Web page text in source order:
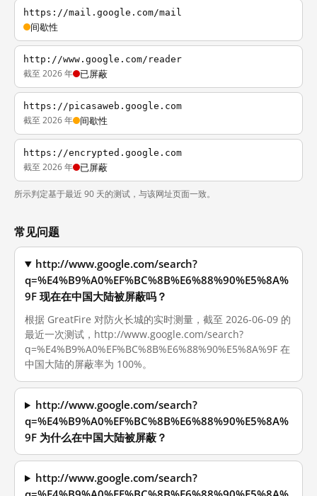
https://mail.google.com/mail
间歇性
http://www.google.com/reader
截至 2026 年 已屏蔽
https://picasaweb.google.com
截至 2026 年 间歇性
https://encrypted.google.com
截至 2026 年 已屏蔽
所示判定基于最近 90 天的测试，与该网址页面一致。
常见问题
http://www.google.com/search?
q=%E4%B9%A0%EF%BC%8B%E6%88%90%E5%8A%
9F 现在在中国大陆被屏蔽吗？
根据 GreatFire 对防火长城的实时测量，截至 2026-06-09 的
最近一次测试，http://www.google.com/search?
q=%E4%B9%A0%EF%BC%8B%E6%88%90%E5%8A%9F 在
中国大陆的屏蔽率为 100%。
http://www.google.com/search?
q=%E4%B9%A0%EF%BC%8B%E6%88%90%E5%8A%
9F 为什么在中国大陆被屏蔽？
http://www.google.com/search?